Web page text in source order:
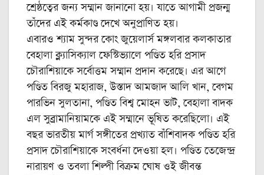
শ্রেষ্ঠত্বের জন্য সম্মান জানানো হয়। যাতে আগামী প্রজন্ম
তাঁদের এই কর্মকাণ্ড দেখে অনুপ্রাণিত হয়।
এবারও শ্যাম সুন্দর কোং জুয়েলার্স মঙ্গলবার কলকাতার
বেহালা ক্ল্যাসিক্যাল ফেস্টিভ্যালে পণ্ডিত হরি প্রসাদ
চৌরাশিয়াকে সর্বোত্তম সম্মান প্রদান করেছে। এর আগে
পণ্ডিত বিরজু মহারাজ, উস্তাদ আমজাদ আলি খান, বেগম
পারভিন সুলতানা, পণ্ডিত বিশ্ব মোহন ভাট, বেহালা বাদক
এল সুব্রামানিয়ামকে এই সম্মানে ভূষিত করেছিলো। এই
বছর ভারতীয় মার্গ সঙ্গীতের প্রখ্যাত বাঁশিবাদক পণ্ডিত হরি
প্রসাদ চৌরাশিয়াকে সংবর্ধনা দেওয়া হল। পণ্ডিত তেজেন্দ্র
নারায়ণ ও তবলা শিল্পী বিক্রম ঘোষ ওই জীবন্ত